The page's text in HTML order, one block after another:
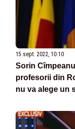
15 sept. 2022, 10:10
Sorin
profesorii din
nu va alege un